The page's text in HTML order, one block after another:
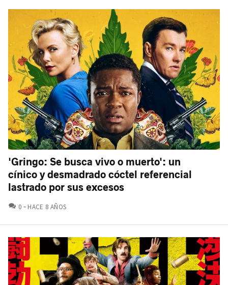
'Gringo: Se busca vivo o muerto': un
cínico y desmadrado cóctel referencial
lastrado por sus excesos
0 COMENTARIOS
HACE 8 AÑOS